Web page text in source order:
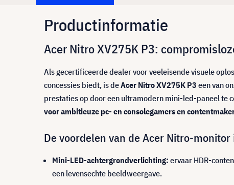
Productinformatie
Acer Nitro XV275K P3:
Als gecertificeerde dealer voor veeleisende visuele
concessies biedt, is deAcer Nitro XV275K P3 een van
prestaties op door een ultramodern mini-led-paneel te
voor ambitieuze pc- en consolegamers en
De voordelen van de Acer Nitro-monitor
Mini-LED-achtergrondverlichting: ervaar HDR-
een levensechte beeldweergave.